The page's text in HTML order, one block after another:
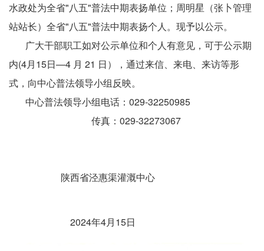
水政处为全省"八五"普法中期表扬单位；周明星（张卜管理
站站长）全省"八五"普法中期表扬个人。现予以公示。
广大干部职工如对公示单位和个人有意见，可于公示期
内(4月15日—4 月 21 日），通过来信、来电、来访等形
式，向中心普法领导小组反映。
中心普法领导小组电话：029-32250985
传真：029-32273067
陕西省泾惠渠灌溉中心
2024年4月15日